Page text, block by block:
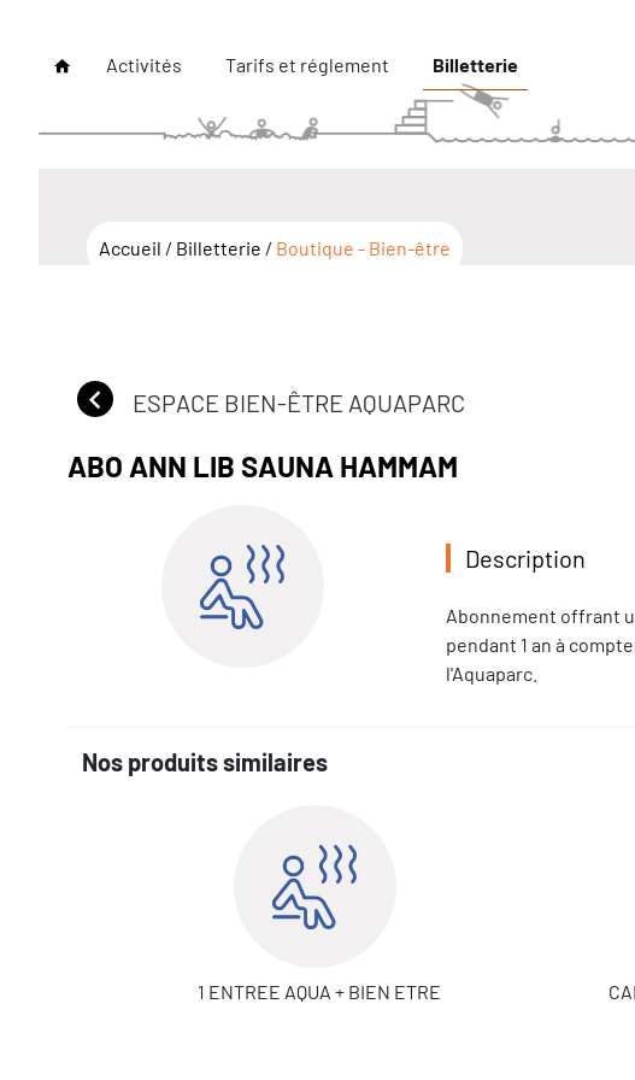
Activités Tarifs et réglement Billetterie
Accueil / Billetterie / Boutique - Bien-être
ESPACE BIEN-ÊTRE AQUAPARC
ABO ANN LIB SAUNA HAMMAM
Description
Abonnement offrant
pendant 1 an à
l'Aquaparc.
Nos produits similaires
1 ENTREE AQUA + BIEN ETRE